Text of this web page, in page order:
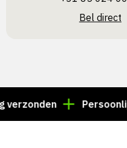
Bel direct
Persoonlijk